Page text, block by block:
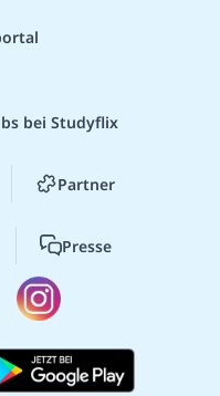
bei Studyflix
Partner
Presse